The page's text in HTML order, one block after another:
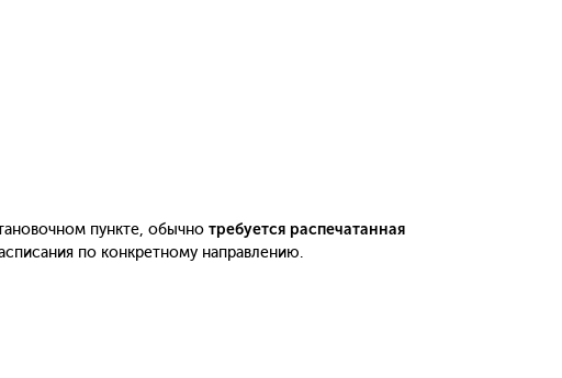
пункте, обычно требуется распечатанная
по конкретному направлению.